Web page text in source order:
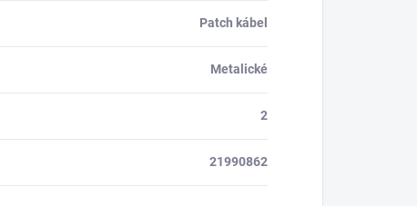
Patch kábel
Metalické
2
21990862